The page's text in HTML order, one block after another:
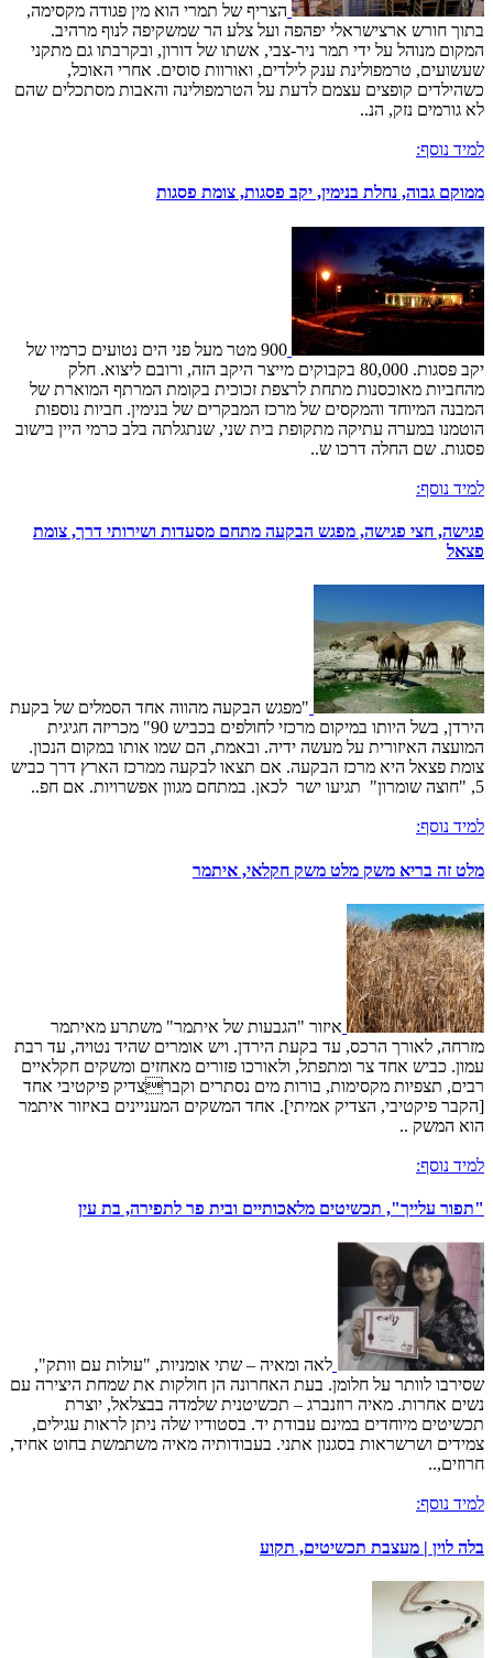
הצריף של תמרי הוא מין פגודה מקסימה,
בתוך חורש ארצישראלי יפהפה ועל צלע הר שמשקיפה לנוף מרהיב.
המקום מנוהל על ידי תמר ניר-צבי, אשתו של דורון, ובקרבתו גם מתקני
שעשועים, טרמפולינת ענק לילדים, ואורוות סוסים. אחרי האוכל,
כשהילדים קופצים עצמם לדעת על הטרמפולינה והאבות מסתכלים שהם
לא גורמים נזק, הנ..
למיד נוסף:
ממוקם גבוה, נחלת בנימין, יקב פסגות, צומת פסגות
900 מטר מעל פני הים נטועים כרמיו של
יקב פסגות. 80,000 בקבוקים מייצר היקב הזה, ורובם ליצוא. חלק
מהחביות מאוכסנות מתחת לרצפת זכוכית בקומת המרתף המוארת של
המבנה המיוחד והמקסים של מרכז המבקרים של בנימין. חביות נוספות
הוטמנו במערה עתיקה מתקופת בית שני, שנתגלתה בלב כרמי היין בישוב
פסגות. שם החלה דרכו ש..
למיד נוסף:
פגישה, חצי פגישה, מפגש הבקעה מתחם מסעדות ושירותי דרך, צומת
פצאל
"מפגש הבקעה מהווה אחד הסמלים של בקעת
הירדן, בשל היותו במיקום מרכזי לחולפים בכביש 90" מכריזה חגיגית
המועצה האיזורית על מעשה ידיה. ובאמת, הם שמו אותו במקום הנכון.
צומת פצאל היא מרכז הבקעה. אם תצאו לבקעה ממרכז הארץ דרך כביש
5, "חוצה שומרון" תגיעו ישר לכאן. במתחם מגוון אפשרויות. אם חפ..
למיד נוסף:
מלט זה בריא משק מלט משק חקלאי, איתמר
איזור "הגבעות של איתמר" משתרע מאיתמר
מזרחה, לאורך הרכס, עד בקעת הירדן. ויש אומרים שהיד נטויה, עד רבת
עמון. כביש אחד צר ומתפתל, ולאורכו פזורים מאחזים ומשקים חקלאיים
רבים, תצפיות מקסימות, בורות מים נסתרים וקברצדיק פיקטיבי אחד
[הקבר פיקטיבי, הצדיק אמיתי]. אחד המשקים המעניינים באיזור איתמר
הוא המשק ..
למיד נוסף:
"תפור עלייך", תכשיטים מלאכותיים ובית פר לתפירה, בת עין
לאה ומאיה – שתי אומניות, "עולות עם וותק",
שסירבו לוותר על חלומן. בעת האחרונה הן חולקות את שמחת היצירה עם
נשים אחרות. מאיה רוזנברג – תכשיטנית שלמדה בבצלאל, יוצרת
תכשיטים מיוחדים במינם עבודת יד. בסטודיו שלה ניתן לראות עגילים,
צמידים ושרשראות בסגנון אתני. בעבודותיה מאיה משתמשת בחוט אחיד,
חרוזים,..
למיד נוסף:
בלה לוין | מעצבת תכשיטים, תקוע